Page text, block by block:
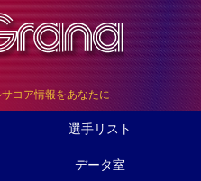
コア情報をあなたに
選手リスト
データ室